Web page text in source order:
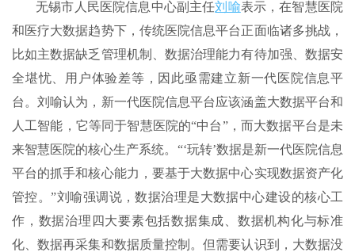
无锡市人民医院信息中心副主任刘喻表示，在智慧医院
和医疗大数据趋势下，传统医院信息平台正面临诸多挑战，
比如主数据缺乏管理机制、数据治理能力有待加强、数据安
全堪忧、用户体验差等，因此亟需建立新一代医院信息平
台。刘喻认为，新一代医院信息平台应该涵盖大数据平台和
人工智能，它等同于智慧医院的“中台”，而大数据平台是未
来智慧医院的核心生产系统。“‘玩转’数据是新一代医院信息
平台的抓手和核心能力，要基于大数据中心实现数据资产化
管控。”刘喻强调说，数据治理是大数据中心建设的核心工
作，数据治理四大要素包括数据集成、数据机构化与标准
化、数据再采集和数据质量控制。但需要认识到，大数据没